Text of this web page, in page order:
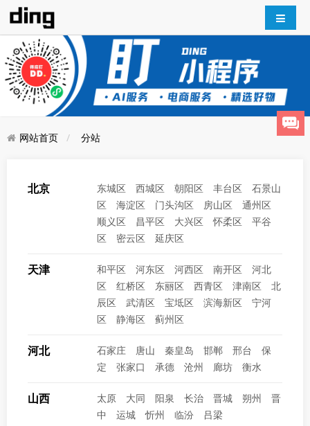
网站首页 分站
北京 东城区 西城区 朝阳区 丰台区
石景山
区
海淀区 门头沟区 房山区
通州区
顺义区
昌平区 大兴区 怀柔区
平谷
区
密云区 延庆区
天津 和平区 河东区 河西区 南开区
河北
区
红桥区 东丽区 西青区 津南区
北
辰区
武清区 宝坻区 滨海新区
宁河
区
静海区 蓟州区
河北 石家庄 唐山 秦皇岛 邯郸 邢台
保
定
张家口 承德 沧州 廊坊 衡水
山西 太原 大同 阳泉 长治 晋城 朔州
晋
中
运城 忻州 临汾 吕梁